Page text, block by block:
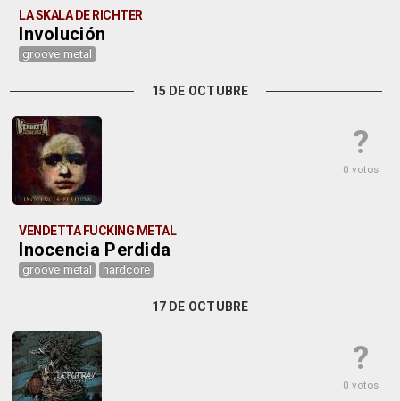
LA SKALA DE RICHTER
Involución
groove metal
15 DE OCTUBRE
?
0 votos
VENDETTA FUCKING METAL
Inocencia Perdida
groove metal hardcore
17 DE OCTUBRE
?
0 votos